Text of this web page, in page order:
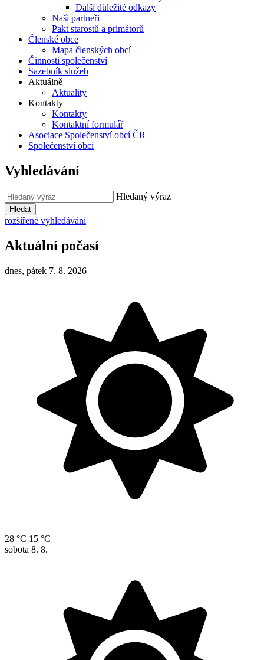
Další důležité odkazy
Naši partneři
Pakt starostů a primátorů
Členské obce
Mapa členských obcí
Činnosti společenství
Sazebník služeb
Aktuálně
Aktuality
Kontakty
Kontakty
Kontaktní formulář
Asociace Společenství obcí ČR
Společenství obcí
Vyhledávání
Hledaný výraz
Hledat
rozšířené vyhledávání
Aktuální počasí
dnes, pátek 7. 8. 2026
28 °C 15 °C
sobota 8. 8.